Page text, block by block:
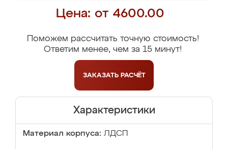
Цена: от 4600.00
Поможем рассчитать точную стоимость!
Ответим менее, чем за 15 минут!
ЗАКАЗАТЬ РАСЧЁТ
Характеристики
Материал корпуса: ЛДСП